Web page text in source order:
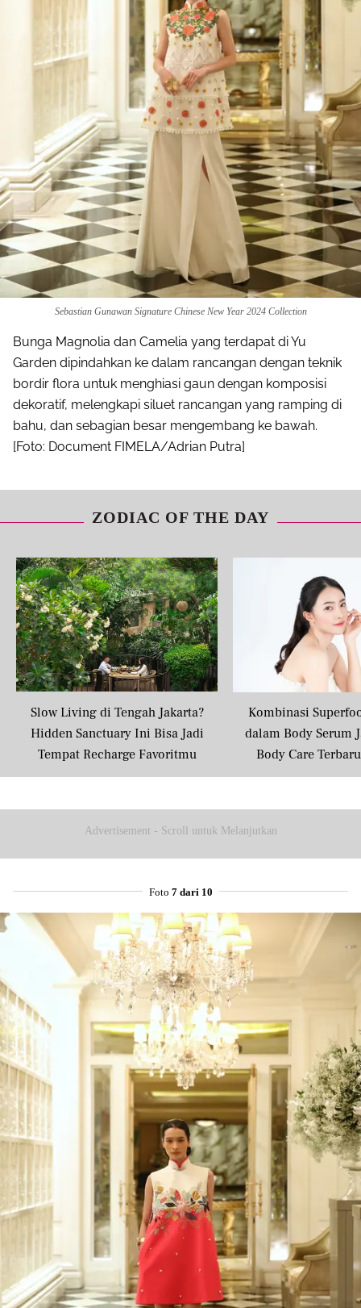
Sebastian Gunawan Signature Chinese New Year 2024 Collection
Bunga Magnolia dan Camelia yang terdapat di Yu
Garden dipindahkan ke dalam rancangan dengan teknik
bordir flora untuk menghiasi gaun dengan komposisi
dekoratif, melengkapi siluet rancangan yang ramping di
bahu, dan sebagian besar mengembang ke bawah.
[Foto: Document FIMELA/Adrian Putra]
ZODIAC OF THE DAY
Slow Living di Tengah Jakarta?
Hidden Sanctuary Ini Bisa Jadi
Tempat Recharge Favoritmu
Kombinasi
dalam Body Serum
Body Care
Masyarakat
Advertisement - Scroll untuk Melanjutkan
Foto 7 dari 10
Share to others
Pinterest
Mail